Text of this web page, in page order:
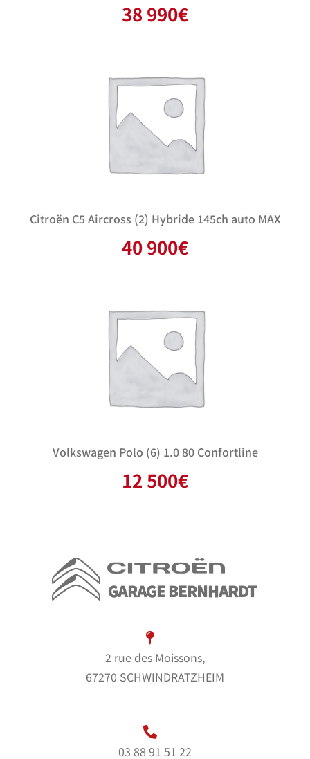
38 990€
Citroën C5 Aircross (2) Hybride 145ch auto MAX
40 900€
Volkswagen Polo (6) 1.0 80 Confortline
12 500€
2 rue des Moissons,
67270 SCHWINDRATZHEIM
03 88 91 51 22